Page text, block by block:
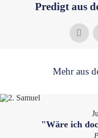
Predigt aus
Mehr aus
"Wäre ich